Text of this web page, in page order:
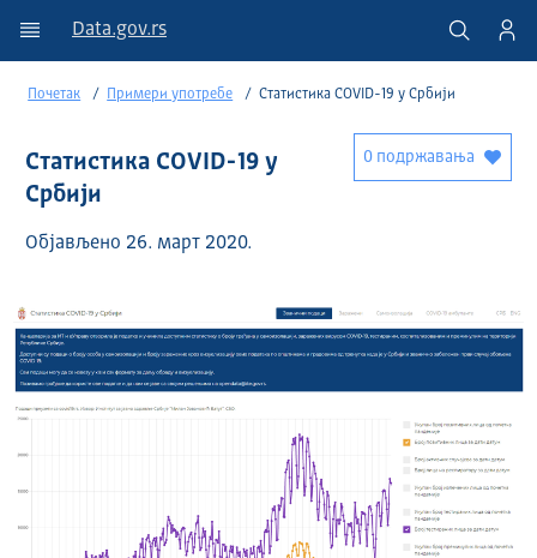
Data.gov.rs
Почетак Примери употребе Статистика COVID-19 у Србији
Статистика COVID-19 у
Србији
Објављено 26. март 2020.
0 подржавања